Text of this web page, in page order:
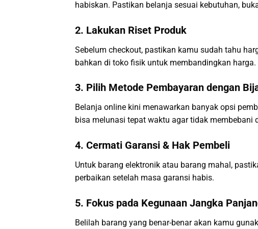
habiskan. Pastikan belanja sesuai kebutuhan,
2. Lakukan Riset Produk
Sebelum checkout, pastikan kamu sudah tahu
bahkan di toko fisik untuk membandingkan harga.
3. Pilih Metode Pembayaran dengan
Belanja online kini menawarkan banyak opsi
bisa melunasi tepat waktu agar tidak membebani
4. Cermati Garansi & Hak Pembeli
Untuk barang elektronik atau barang mahal,
perbaikan setelah masa garansi habis.
5. Fokus pada Kegunaan Jangka
Belilah barang yang benar-benar akan kamu